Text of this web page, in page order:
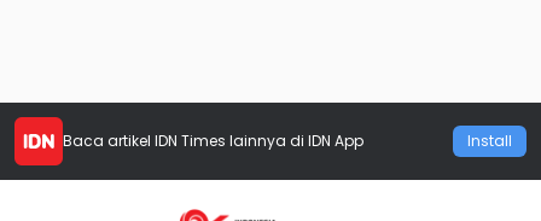
Baca artikel IDN Times lainnya di IDN App Install